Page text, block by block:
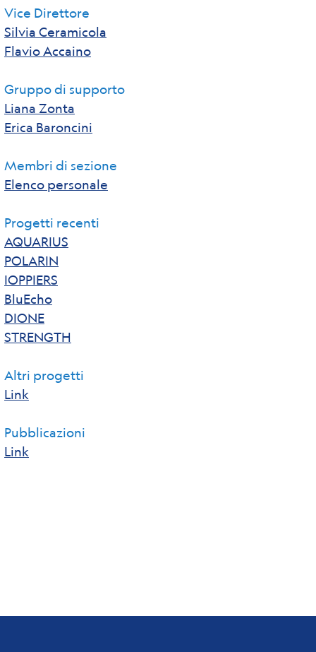
Vice Direttore
Silvia Ceramicola
Flavio Accaino
Gruppo di supporto
Liana Zonta
Erica Baroncini
Membri di sezione
Elenco personale
Progetti recenti
AQUARIUS
POLARIN
IOPPIERS
BluEcho
DIONE
STRENGTH
Altri progetti
Link
Pubblicazioni
Link